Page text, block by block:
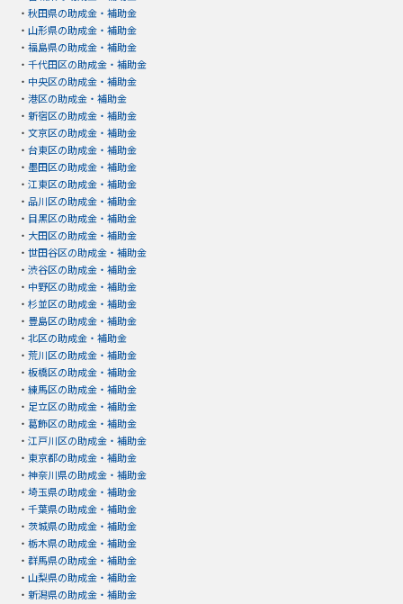
・ 秋田県の助成金・補助金
・ 山形県の助成金・補助金
・ 福島県の助成金・補助金
・ 千代田区の助成金・補助金
・ 中央区の助成金・補助金
・ 港区の助成金・補助金
・ 新宿区の助成金・補助金
・ 文京区の助成金・補助金
・ 台東区の助成金・補助金
・ 墨田区の助成金・補助金
・ 江東区の助成金・補助金
・ 品川区の助成金・補助金
・ 目黒区の助成金・補助金
・ 大田区の助成金・補助金
・ 世田谷区の助成金・補助金
・ 渋谷区の助成金・補助金
・ 中野区の助成金・補助金
・ 杉並区の助成金・補助金
・ 豊島区の助成金・補助金
・ 北区の助成金・補助金
・ 荒川区の助成金・補助金
・ 板橋区の助成金・補助金
・ 練馬区の助成金・補助金
・ 足立区の助成金・補助金
・ 葛飾区の助成金・補助金
・ 江戸川区の助成金・補助金
・ 東京都の助成金・補助金
・ 神奈川県の助成金・補助金
・ 埼玉県の助成金・補助金
・ 千葉県の助成金・補助金
・ 茨城県の助成金・補助金
・ 栃木県の助成金・補助金
・ 群馬県の助成金・補助金
・ 山梨県の助成金・補助金
・ 新潟県の助成金・補助金